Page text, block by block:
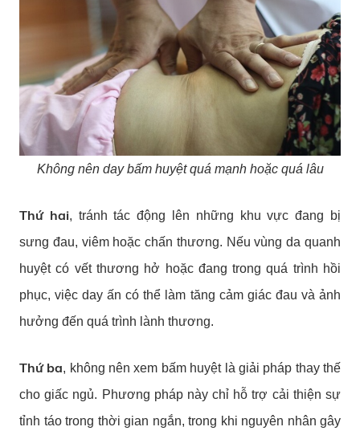
Không nên day bấm huyệt quá mạnh hoặc quá lâu
Thứ hai, tránh tác động lên những khu vực đang bị
sưng đau, viêm hoặc chấn thương. Nếu vùng da quanh
huyệt có vết thương hở hoặc đang trong quá trình hồi
phục, việc day ấn có thể làm tăng cảm giác đau và ảnh
hưởng đến quá trình lành thương.
Thứ ba, không nên xem bấm huyệt là giải pháp thay thế
cho giấc ngủ. Phương pháp này chỉ hỗ trợ cải thiện sự
tỉnh táo trong thời gian ngắn, trong khi nguyên nhân gây